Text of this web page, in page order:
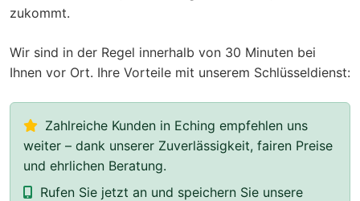
zukommt.
Wir sind in der Regel innerhalb von 30 Minuten bei
Ihnen vor Ort. Ihre Vorteile mit unserem Schlüsseldienst:
Zahlreiche Kunden in Eching empfehlen uns
weiter – dank unserer Zuverlässigkeit, fairen Preise
und ehrlichen Beratung.
Rufen Sie jetzt an und speichern Sie unsere